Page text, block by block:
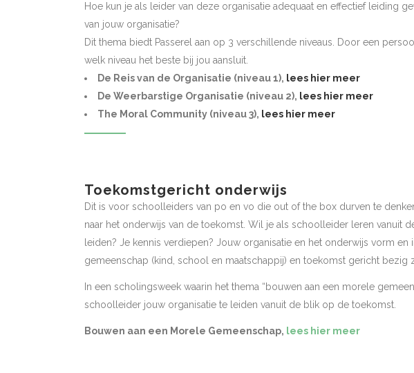
Hoe kun je als leider van deze organisatie adequaat en effectief leiding
van jouw organisatie?
Dit thema biedt Passerel aan op 3 verschillende niveaus. Door een
welk niveau het beste bij jou aansluit.
De Reis van de Organisatie (niveau 1), lees hier meer
De Weerbarstige Organisatie (niveau 2), lees hier meer
The Moral Community (niveau 3), lees hier meer
Toekomstgericht onderwijs
Dit is voor schoolleiders van po en vo die out of the box durven te
naar het onderwijs van de toekomst. Wil je als schoolleider leren vanuit
leiden? Je kennis verdiepen? Jouw organisatie en het onderwijs vorm
gemeenschap (kind, school en maatschappij) en toekomst gericht bezig
In een scholingsweek waarin het thema “bouwen aan een morele
schoolleider jouw organisatie te leiden vanuit de blik op de toekomst.
Bouwen aan een Morele Gemeenschap, lees hier meer